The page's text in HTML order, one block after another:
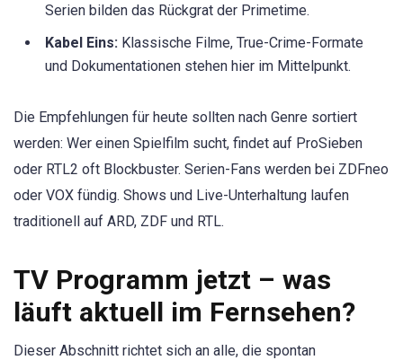
Serien bilden das Rückgrat der Primetime.
Kabel Eins: Klassische Filme, True-Crime-Formate
und Dokumentationen stehen hier im Mittelpunkt.
Die Empfehlungen für heute sollten nach Genre sortiert
werden: Wer einen Spielfilm sucht, findet auf ProSieben
oder RTL2 oft Blockbuster. Serien-Fans werden bei ZDFneo
oder VOX fündig. Shows und Live-Unterhaltung laufen
traditionell auf ARD, ZDF und RTL.
TV Programm jetzt – was
läuft aktuell im Fernsehen?
Dieser Abschnitt richtet sich an alle, die spontan